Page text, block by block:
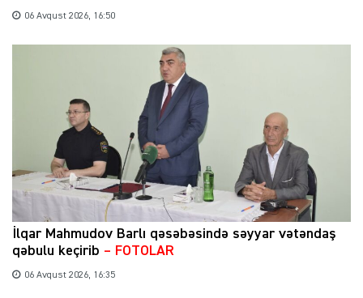
06 Avqust 2026, 16:50
İlqar Mahmudov Barlı qəsəbəsində səyyar vətəndaş
qəbulu keçirib – FOTOLAR
06 Avqust 2026, 16:35